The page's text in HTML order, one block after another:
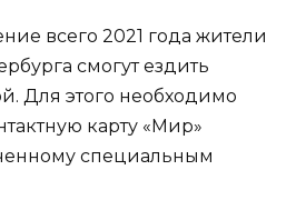
всего 2021 года жители
смогут ездить
Для этого необходимо
карту «Мир»
специальным